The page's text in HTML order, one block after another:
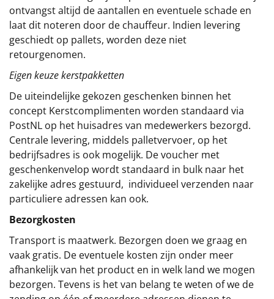
ontvangst altijd de aantallen en eventuele schade en
laat dit noteren door de chauffeur. Indien levering
geschiedt op pallets, worden deze niet
retourgenomen.
Eigen keuze kerstpakketten
De uiteindelijke gekozen geschenken binnen het
concept Kerstcomplimenten worden standaard via
PostNL op het huisadres van medewerkers bezorgd.
Centrale levering, middels palletvervoer, op het
bedrijfsadres is ook mogelijk. De voucher met
geschenkenvelop wordt standaard in bulk naar het
zakelijke adres gestuurd, individueel verzenden naar
particuliere adressen kan ook.
Bezorgkosten
Transport is maatwerk. Bezorgen doen we graag en
vaak gratis. De eventuele kosten zijn onder meer
afhankelijk van het product en in welk land we mogen
bezorgen. Tevens is het van belang te weten of we de